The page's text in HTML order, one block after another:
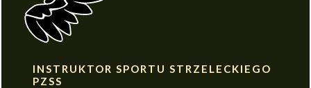
INSTRUKTOR SPORTU STRZELECKIEGO
PZSS